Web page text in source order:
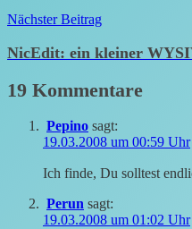
Nächster Beitrag
NicEdit: ein kleiner
19 Kommentare
Pepino sagt:
19.03.2008 um 00:59 Uhr
Ich finde, Du solltest
Perun sagt:
19.03.2008 um 01:02 Uhr